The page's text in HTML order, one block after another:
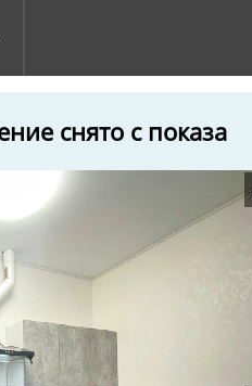
снято с показа